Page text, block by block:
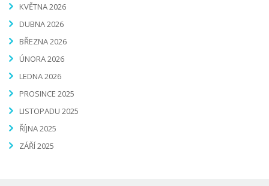
KVĚTNA 2026
DUBNA 2026
BŘEZNA 2026
ÚNORA 2026
LEDNA 2026
PROSINCE 2025
LISTOPADU 2025
ŘÍJNA 2025
ZÁŘÍ 2025